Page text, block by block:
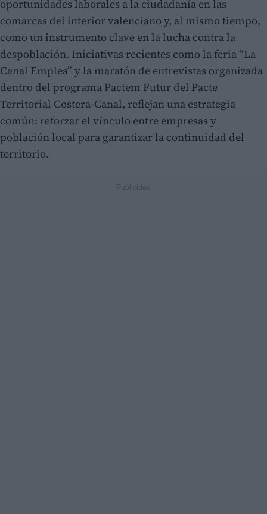
oportunidades laborales a la ciudadanía en las
comarcas del interior valenciano y, al mismo tiempo,
como un instrumento clave en la lucha contra la
despoblación. Iniciativas recientes como la feria “La
Canal Emplea” y la maratón de entrevistas organizada
dentro del programa Pactem Futur del Pacte
Territorial Costera-Canal, reflejan una estrategia
común: reforzar el vínculo entre empresas y
población local para garantizar la continuidad del
territorio.